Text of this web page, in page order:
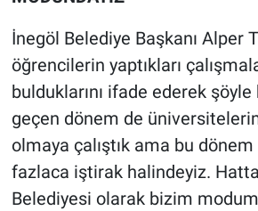
İnegöl Belediye Başkanı Alper
öğrencilerin yaptıkları
bulduklarını ifade ederek
geçen dönem de
olmaya çalıştık ama bu
fazlaca iştirak halindeyiz.
Belediyesi olarak bizim